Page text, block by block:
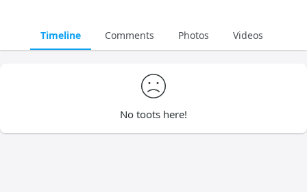
Timeline Comments Photos Videos
No toots here!